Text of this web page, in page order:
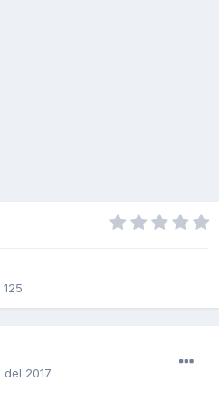
del 2017